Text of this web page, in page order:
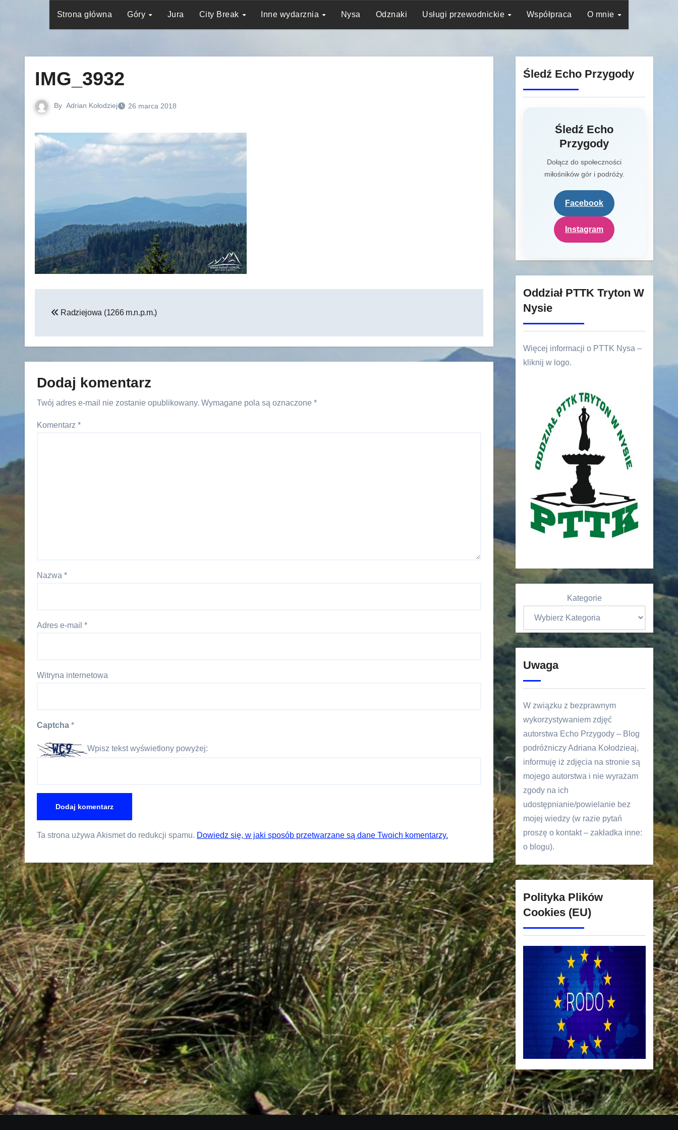
Strona główna Góry Jura City Break Inne wydarznia Nysa Odznaki Usługi przewodnickie Współpraca O mnie
IMG_3932
By Adrian Kołodziej 26 marca 2018
wpisuRadziejowa (1266 m.n.p.m.)
Dodaj komentarz
Twój adres e-mail nie zostanie opublikowany. Wymagane pola są oznaczone *
Komentarz *
Nazwa *
Adres e-mail *
Witryna internetowa
Captcha *
Wpisz tekst wyświetlony powyżej:
Ta strona używa Akismet do redukcji spamu. Dowiedz się, w jaki sposób przetwarzane są dane Twoich komentarzy.
Śledź Echo Przygody
Śledź Echo
Przygody
Dołącz do społeczności
miłośników gór i podróży.
Facebook
Instagram
Oddział PTTK Tryton W
Nysie
Więcej informacji o PTTK Nysa –
kliknij w logo.
Kategorie
Uwaga
W związku z bezprawnym
wykorzystywaniem zdjęć
autorstwa Echo Przygody – Blog
podróżniczy Adriana Kołodzieaj,
informuję iż zdjęcia na stronie są
mojego autorstwa i nie wyrażam
zgody na ich
udostępnianie/powielanie bez
mojej wiedzy (w razie pytań
proszę o kontakt – zakładka inne:
o blogu).
Polityka Plików
Cookies (EU)